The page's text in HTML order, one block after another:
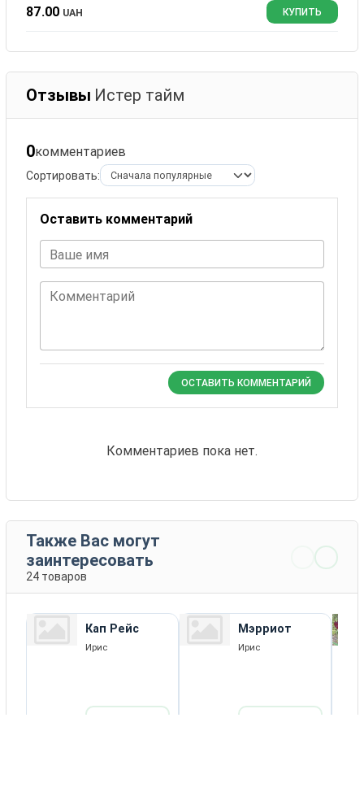
87.00 UAH КУПИТЬ
Отзывы Истер тайм
0комментариев
Сортировать:
Оставить комментарий
Ваше имя
Комментарий
ОСТАВИТЬ КОММЕНТАРИЙ
Комментариев пока нет.
Также Вас могут
заинтересовать
24 товаров
Кап Рейс
Ирис
Мэрриот
Ирис